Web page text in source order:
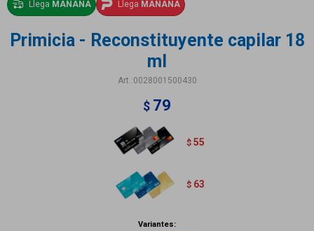
Llega MAÑANA Llega MAÑANA
Primicia - Reconstituyente capilar 18
ml
0028001500430
$ 79
$ 55
$ 63
Variantes: